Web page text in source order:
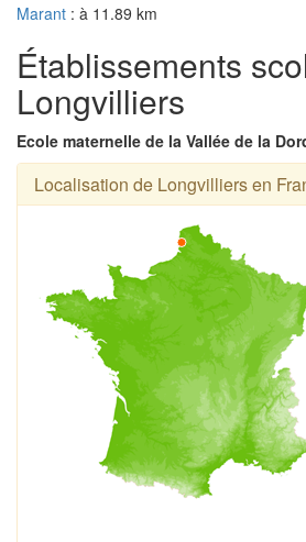
Marant : à 11.89 km
Établissements
Longvilliers
Ecole maternelle de la Vallée de la
Localisation de Longvilliers en